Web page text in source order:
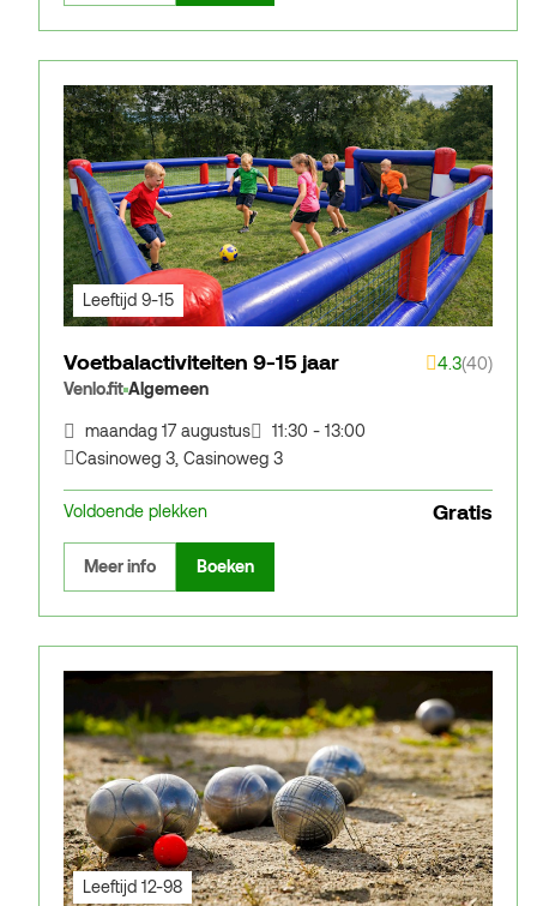
Leeftijd 9-15
Voetbalactiviteiten 9-15 jaar 4.3(40)
Venlo.fit Algemeen
maandag 17 augustus
11:30 - 13:00
Casinoweg 3, Casinoweg 3
Voldoende plekken Gratis
Meer info Boeken
Leeftijd 12-98